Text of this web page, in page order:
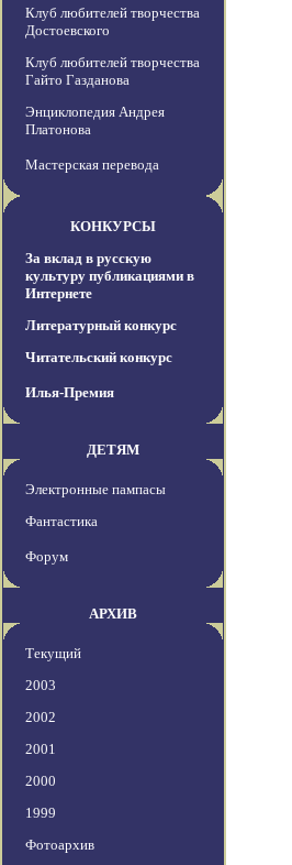
Клуб любителей творчества
Достоевского
Клуб любителей творчества
Гайто Газданова
Энциклопедия Андрея
Платонова
Мастерская перевода
КОНКУРСЫ
За вклад в русскую
культуру публикациями в
Интернете
Литературный конкурс
Читательский конкурс
Илья-Премия
ДЕТЯМ
Электронные пампасы
Фантастика
Форум
АРХИВ
Текущий
2003
2002
2001
2000
1999
Фотоархив